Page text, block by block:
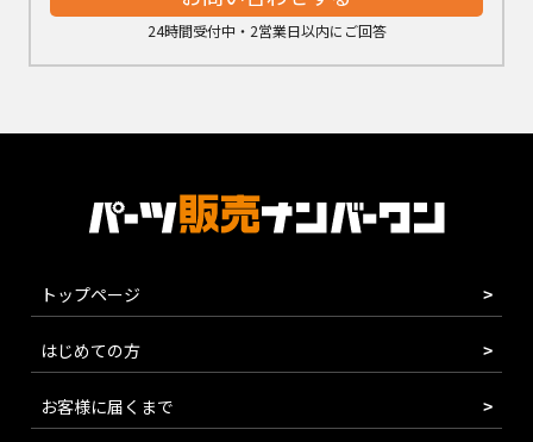
24時間受付中・2営業日以内にご回答
トップページ
はじめての方
お客様に届くまで